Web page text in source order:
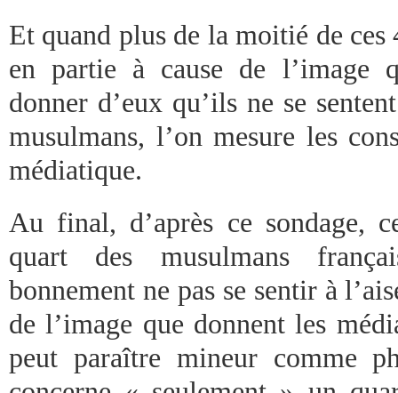
Et quand plus de la moitié de
en partie à cause de l’image
donner d’eux qu’ils ne se
musulmans, l’on mesure les
médiatique.
Au final, d’après ce sondage,
quart des musulmans
bonnement ne pas se sentir à
de l’image que donnent les
peut paraître mineur comme